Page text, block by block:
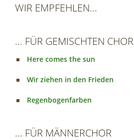
WIR EMPFEHLEN...
... FÜR GEMISCHTEN CHOR
Here comes the sun
Wir ziehen in den Frieden
Regenbogenfarben
... FÜR MÄNNERCHOR